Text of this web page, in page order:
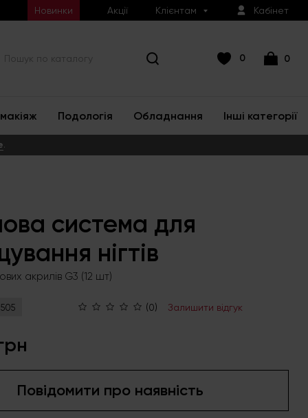
Новинки Акції Клієнтам Кабінет
0 0
Подологія Обладнання Інші категорії
.
система для
нігтів
акрилів G3 (12 шт)
(0) Залишити відгук
Повідомити про наявність